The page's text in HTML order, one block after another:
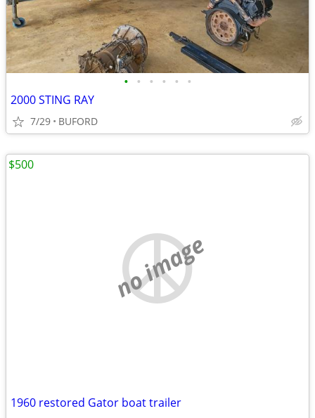
• • • • • •
2000 STING RAY
7/29 BUFORD
no image
1960 restored Gator boat trailer
$500